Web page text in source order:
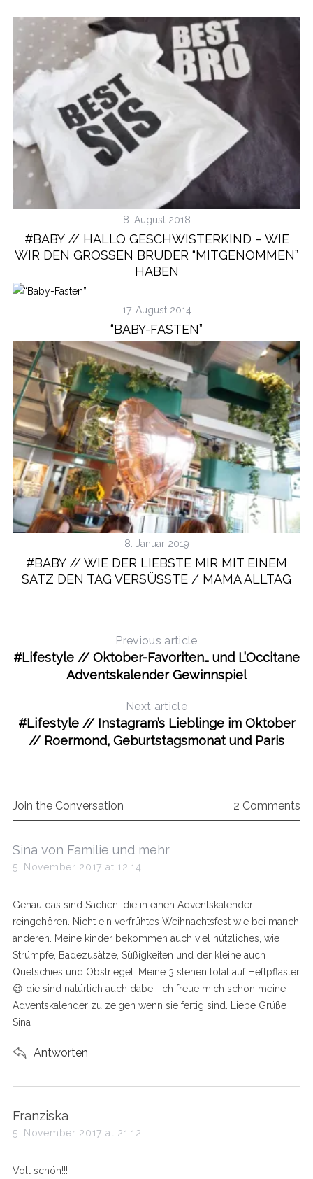
8. August 2018
#BABY // HALLO GESCHWISTERKIND – WIE
WIR DEN GROSSEN BRUDER “MITGENOMMEN” H
ABEN
17. August 2014
“BABY-FASTEN”
8. Januar 2019
#BABY // WIE DER LIEBSTE MIR MIT EINEM
SATZ DEN TAG VERSÜSSTE / MAMA ALLTAG
Previous article
#Lifestyle // Oktober-Favoriten… und L’Occitane
Adventskalender Gewinnspiel
Next article
#Lifestyle // Instagram’s Lieblinge im Oktober
// Roermond, Geburtstagsmonat und Paris
Join the Conversation 2 Comments
s
a
s
:
Sina von Familie und mehr
5. November 2017 at 12:14
Genau das sind Sachen, die in einen Adventskalender
reingehören. Nicht ein verfrühtes Weihnachtsfest wie bei manch
anderen. Meine kinder bekommen auch viel nützliches, wie
Strümpfe, Badezusätze, Süßigkeiten und der kleine auch
Quetschies und Obstriegel. Meine 3 stehen total auf Heftpflaster
😉 die sind natürlich auch dabei. Ich freue mich schon meine
Adventskalender zu zeigen wenn sie fertig sind. Liebe Grüße
Sina
Antworten
s
a
s
Franziska
5. November 2017 at 21:12
Voll schön!!!
S
r
c
h
r
: